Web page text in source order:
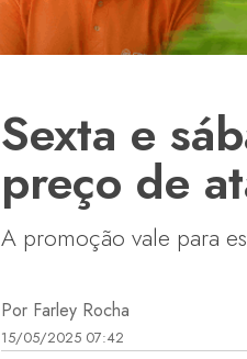
Sexta e
preço de
A promoção vale para
Por Farley Rocha
15/05/2025 07:42